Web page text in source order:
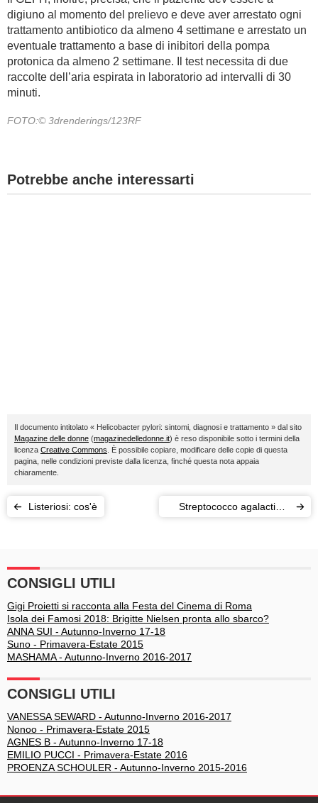
digiuno al momento del prelievo e deve aver arrestato ogni
trattamento antibiotico da almeno 4 settimane e arrestato un
eventuale trattamento a base di inibitori della pompa
protonica da almeno 2 settimane. Il test necessita di due
raccolte dell’aria espirata in laboratorio ad intervalli di 30
minuti.
FOTO:© 3drenderings/123RF
Potrebbe anche interessarti
Il documento intitolato « Helicobacter pylori: sintomi, diagnosi e trattamento » dal sito
Magazine delle donne (magazinedelledonne.it) è reso disponibile sotto i termini della
licenza Creative Commons . È possibile copiare, modificare delle copie di questa
pagina, nelle condizioni previste dalla licenza, finché questa nota appaia
chiaramente.
Listeriosi: cos'è
Streptococco agalactiae:
CONSIGLI UTILI
Gigi Proietti si racconta alla Festa del Cinema di Roma
Isola dei Famosi 2018: Brigitte Nielsen pronta allo sbarco?
ANNA SUI - Autunno-Inverno 17-18
Suno - Primavera-Estate 2015
MASHAMA - Autunno-Inverno 2016-2017
CONSIGLI UTILI
VANESSA SEWARD - Autunno-Inverno 2016-2017
Nonoo - Primavera-Estate 2015
AGNES B - Autunno-Inverno 17-18
EMILIO PUCCI - Primavera-Estate 2016
PROENZA SCHOULER - Autunno-Inverno 2015-2016